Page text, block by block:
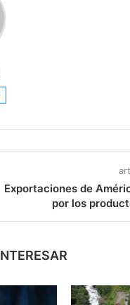
Exportaciones de
por los